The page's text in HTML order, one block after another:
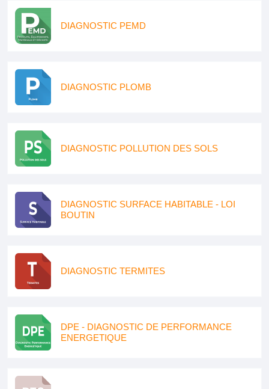
DIAGNOSTIC PEMD
DIAGNOSTIC PLOMB
DIAGNOSTIC POLLUTION DES SOLS
DIAGNOSTIC SURFACE HABITABLE - LOI
BOUTIN
DIAGNOSTIC TERMITES
DPE - DIAGNOSTIC DE PERFORMANCE
ENERGETIQUE